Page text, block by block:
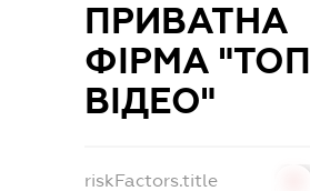
ПРИВАТНА
ФІРМА "ТОП
ВІДЕО"
riskFactors.title